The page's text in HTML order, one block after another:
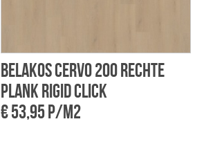
Belakos Cervo 200 rechte
plank rigid click
€ 53,95 p/m2